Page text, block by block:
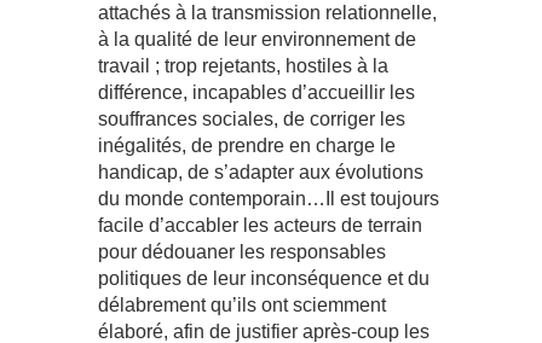
attachés à la transmission relationnelle,
à la qualité de leur environnement de
travail ; trop rejetants, hostiles à la
différence, incapables d’accueillir les
souffrances sociales, de corriger les
inégalités, de prendre en charge le
handicap, de s’adapter aux évolutions
du monde contemporain…Il est toujours
facile d’accabler les acteurs de terrain
pour dédouaner les responsables
politiques de leur inconséquence et du
délabrement qu’ils ont sciemment
élaboré, afin de justifier après-coup les